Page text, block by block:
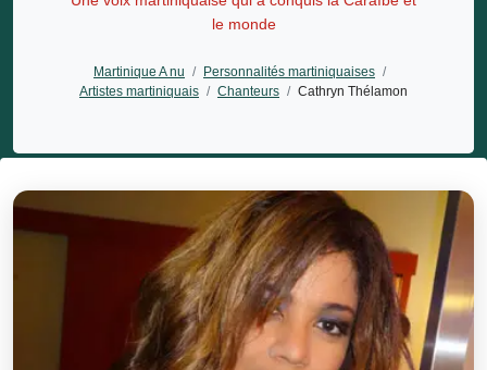
le monde
Martinique A nu / Personnalités martiniquaises /
Artistes martiniquais / Chanteurs / Cathryn Thélamon